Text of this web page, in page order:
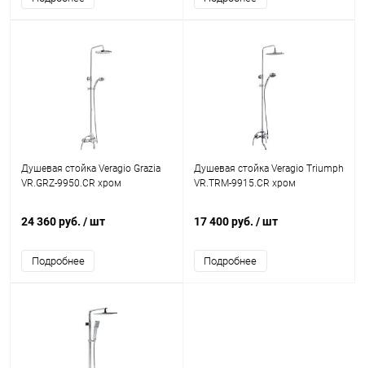
Душевая стойка Veragio Grazia
VR.GRZ-9950.CR хром
24 360 руб. / шт
Подробнее
Душевая стойка Veragio Triumph
VR.TRM-9915.CR хром
17 400 руб. / шт
Подробнее